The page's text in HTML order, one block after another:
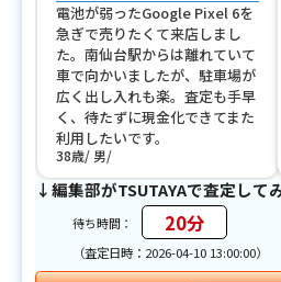
電池が弱ったGoogle Pixel 6を
急ぎで売りたくて来店しまし
た。南仙台駅からは離れていて
車で向かいましたが、駐車場が
広く出し入れも楽。査定も手早
く、待たずに現金化できてまた
利用したいです。
38歳 男
↓編集部がTSUTAYAで査定して
待ち時間： 20分
（査定日時：2026-04-10 13:00:00）